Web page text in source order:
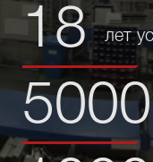
18 лет
5000